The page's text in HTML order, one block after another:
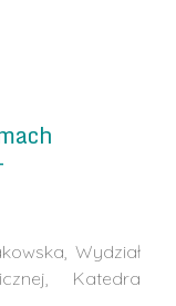
Wydział
Katedra